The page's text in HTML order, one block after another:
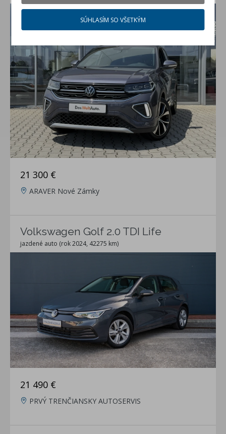
21 300 €
ARAVER Nové Zámky
Volkswagen Golf 2.0 TDI Life
jazdené auto (rok 2024, 42275 km)
21 490 €
PRVÝ TRENČIANSKY AUTOSERVIS
SÚHLASÍM SO VŠETKÝM